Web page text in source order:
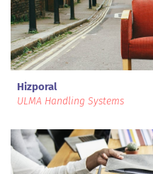
Hizporal
ULMA Handling Systems